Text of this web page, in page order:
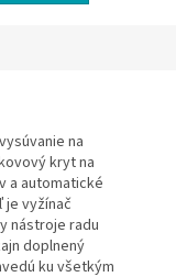
na
kryt na
a automatické
vyžínač
nástroje radu
doplnený
ku všetkým